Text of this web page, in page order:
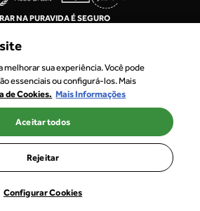
CARRINHO
NA PURAVIDA É SEGURO
CNPJ: 68.310.408/0003-65
IMPORTAÇÕES E EXPORTAÇÕES LTDA
melhorar sua experiência. Você pode
essenciais ou configurá-los. Mais
de Cookies. Mais Informações
Configurar Cookies
Rejeitar
Aceitar todos